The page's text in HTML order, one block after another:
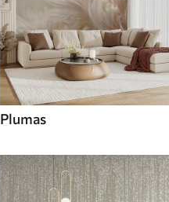
Plumas